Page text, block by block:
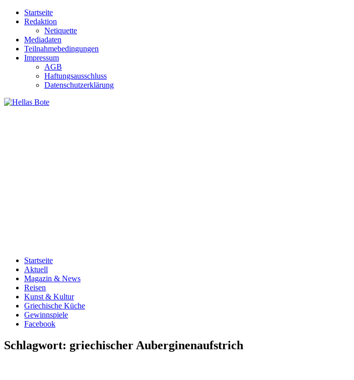
Zum
Inhalt
Startseite
Redaktion
Netiquette
Mediadaten
Teilnahmebedingungen
Impressum
AGB
Haftungsausschluss
Datenschutzerklärung
Startseite
Aktuell
Magazin & News
Reisen
Kunst & Kultur
Griechische Küche
Gewinnspiele
Facebook
Schlagwort: griechischer Auberginenaufstrich